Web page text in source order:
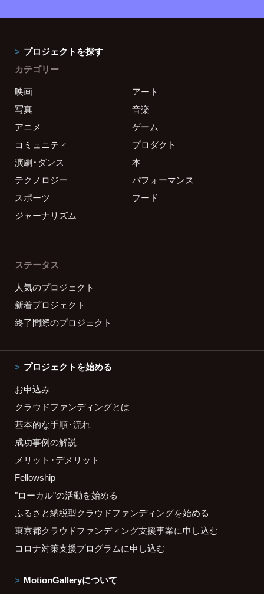
プロジェクトを探す
カテゴリー
映画
アート
写真
音楽
アニメ
ゲーム
コミュニティ
プロダクト
演劇・ダンス
本
テクノロジー
パフォーマンス
スポーツ
フード
ジャーナリズム
ステータス
人気のプロジェクト
新着プロジェクト
終了間際のプロジェクト
プロジェクトを始める
お申込み
クラウドファンディングとは
基本的な手順・流れ
成功事例の解説
メリット・デメリット
Fellowship
"ローカル"の活動を始める
ふるさと納税型クラウドファンディングを始める
東京都クラウドファンディング支援事業に申し込む
コロナ対策支援プログラムに申し込む
MotionGalleryについて